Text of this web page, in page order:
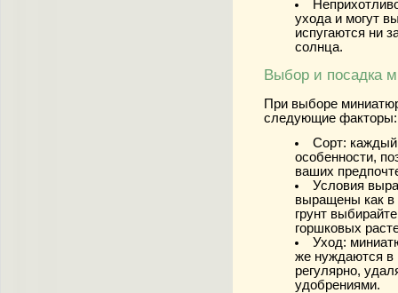
ухода и могут
испугаются ни
солнца.
Выбор и посадка
При выборе
следующие факторы:
Сорт:
особенности,
ваших
Условия
выращены как в
грунт
горшковых
Уход:
же нуждаются в
регулярно,
удобрениями.